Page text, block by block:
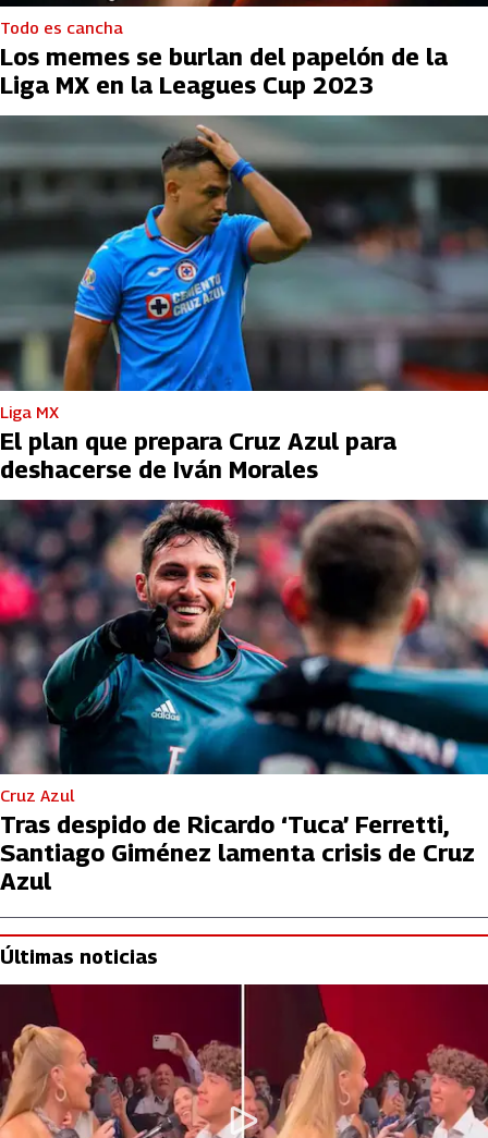
Todo es cancha
Los memes se burlan del papelón de la
Liga MX en la Leagues Cup 2023
Liga MX
El plan que prepara Cruz Azul para
deshacerse de Iván Morales
Cruz Azul
Tras despido de Ricardo ‘Tuca’ Ferretti,
Santiago Giménez lamenta crisis de Cruz
Azul
Últimas noticias